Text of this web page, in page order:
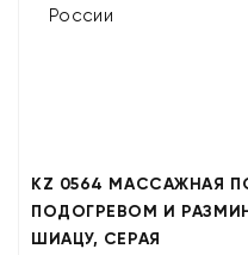
KZ 0564 МАССАЖНАЯ
ПОДОГРЕВОМ И
ШИАЦУ, СЕРАЯ